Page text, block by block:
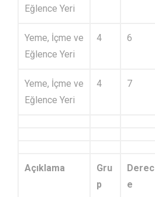
Eğlence Yeri
Yeme, İçme ve
Eğlence Yeri
4 6
Yeme, İçme ve
Eğlence Yeri
4 7
Açıklama
Gru
p
Derec
e